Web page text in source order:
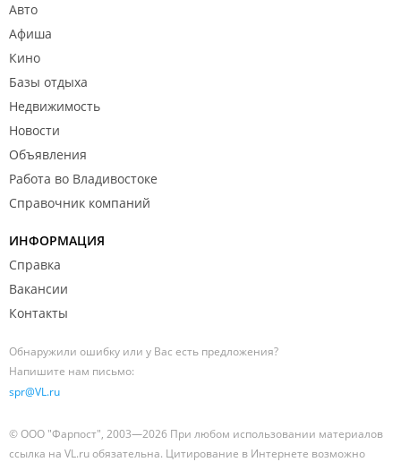
Авто
Афиша
Кино
Базы отдыха
Недвижимость
Новости
Объявления
Работа во Владивостоке
Справочник компаний
ИНФОРМАЦИЯ
Справка
Вакансии
Контакты
Обнаружили ошибку или у Вас есть предложения?
Напишите нам письмо:
spr@VL.ru
© ООО "Фарпост", 2003—2026 При любом использовании материалов
ссылка на VL.ru обязательна. Цитирование в Интернете возможно